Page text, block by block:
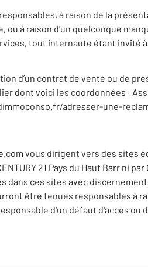
à raison de la
à raison d'un quelconque
tout internaute étant invité
d’un contrat de vente ou de
voici les coordonnées :
adresser-une-
vous dirigent vers des sites
21 Pays du Haut Barr ni
ces sites avec
être tenues responsables à
d'un défaut d'accès ou